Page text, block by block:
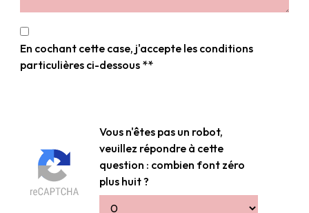
En cochant cette case, j'accepte les conditions
particulières ci-dessous **
Vous n'êtes pas un robot,
veuillez répondre à cette
question : combien font zéro
plus huit ?